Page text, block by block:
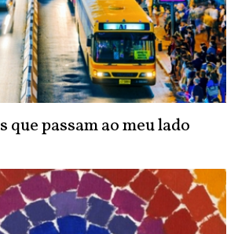
que passam ao meu lado